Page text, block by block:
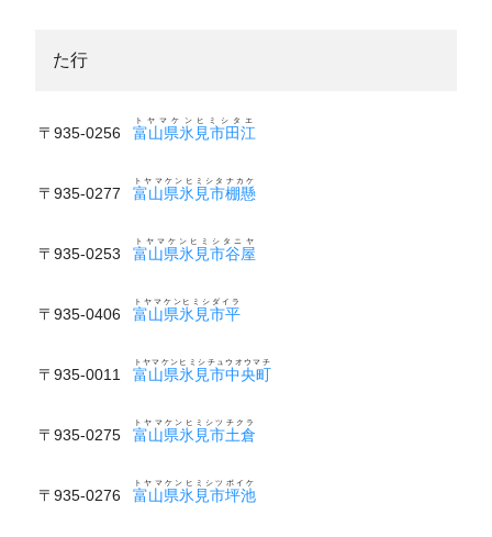
た行
〒935-0256 富山県氷見市田江
トヤマケンヒミシタエ
〒935-0277 富山県氷見市棚懸
トヤマケンヒミシタナカケ
〒935-0253 富山県氷見市谷屋
トヤマケンヒミシタニヤ
〒935-0406 富山県氷見市平
トヤマケンヒミシダイラ
〒935-0011 富山県氷見市中央町
トヤマケンヒミシチュウオウマチ
〒935-0275 富山県氷見市土倉
トヤマケンヒミシツチクラ
〒935-0276 富山県氷見市坪池
トヤマケンヒミシツボイケ